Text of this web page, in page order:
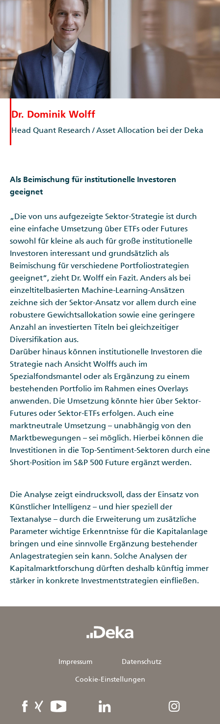
Dr. Dominik Wolff
Head Quant Research / Asset Allocation bei der Deka
Als Beimischung für institutionelle Investoren
geeignet
„Die von uns aufgezeigte Sektor-Strategie ist durch
eine einfache Umsetzung über ETFs oder Futures
sowohl für kleine als auch für große institutionelle
Investoren interessant und grundsätzlich als
Beimischung für verschiedene Portfoliostrategien
geeignet“, zieht Dr. Wolff ein Fazit. Anders als bei
einzeltitelbasierten Machine-Learning-Ansätzen
zeichne sich der Sektor-Ansatz vor allem durch eine
robustere Gewichtsallokation sowie eine geringere
Anzahl an investierten Titeln bei gleichzeitiger
Diversifikation aus.
Darüber hinaus können institutionelle Investoren die
Strategie nach Ansicht Wolffs auch im
Spezialfondsmantel oder als Ergänzung zu einem
bestehenden Portfolio im Rahmen eines Overlays
anwenden. Die Umsetzung könnte hier über Sektor-
Futures oder Sektor-ETFs erfolgen. Auch eine
marktneutrale Umsetzung – unabhängig von den
Marktbewegungen – sei möglich. Hierbei können die
Investitionen in die Top-Sentiment-Sektoren durch eine
Short-Position im S&P 500 Future ergänzt werden.
Die Analyse zeigt eindrucksvoll, dass der Einsatz von
Künstlicher Intelligenz – und hier speziell der
Textanalyse – durch die Erweiterung um zusätzliche
Parameter wichtige Erkenntnisse für die Kapitalanlage
bringen und eine sinnvolle Ergänzung bestehender
Anlagestrategien sein kann. Solche Analysen der
Kapitalmarktforschung dürften deshalb künftig immer
stärker in konkrete Investmentstrategien einfließen.
Impressum
Datenschutz
Cookie-Einstellungen
Facebook
XING YouTube linkedIn Instagram